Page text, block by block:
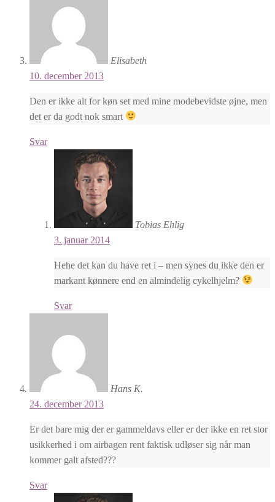
Elisabeth
10. december 2013
Den er ikke alt for køn set med mine modebevidste øjne, men
det er da godt nok smart
Svar
Tobias Ehlig
3. januar 2014
Hehe det kan du have ret i – men synes du ikke den er
markant kønnere end en almindelig cykelhjelm?
Svar
Hans K.
24. december 2013
Er det bare mig der er gammeldavs eller er der ikke en ret stor
usikkerhed i om airbagen rent faktisk udløser sig når man
kommer galt afsted???
Svar